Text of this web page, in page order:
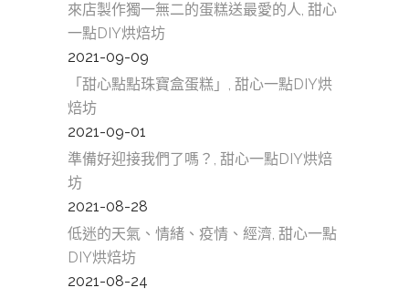
來店製作獨一無二的蛋糕送最愛的人, 甜心
一點DIY烘焙坊
2021-09-09
「甜心點點珠寶盒蛋糕」, 甜心一點DIY烘
焙坊
2021-09-01
準備好迎接我們了嗎？, 甜心一點DIY烘焙
坊
2021-08-28
低迷的天氣、情緒、疫情、經濟, 甜心一點
DIY烘焙坊
2021-08-24